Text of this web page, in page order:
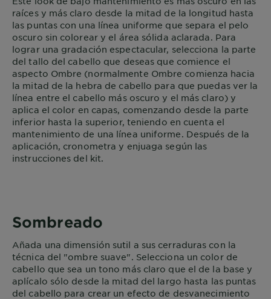
raíces y más claro desde la mitad de la longitud hasta
las puntas con una línea uniforme que separa el pelo
oscuro sin colorear y el área sólida aclarada. Para
lograr una gradación espectacular, selecciona la parte
del tallo del cabello que deseas que comience el
aspecto Ombre (normalmente Ombre comienza hacia
la mitad de la hebra de cabello para que puedas ver la
línea entre el cabello más oscuro y el más claro) y
aplica el color en capas, comenzando desde la parte
inferior hasta la superior, teniendo en cuenta el
mantenimiento de una línea uniforme. Después de la
aplicación, cronometra y enjuaga según las
instrucciones del kit.
Sombreado
Añada una dimensión sutil a sus cerraduras con la
técnica del "ombre suave". Selecciona un color de
cabello que sea un tono más claro que el de la base y
aplícalo sólo desde la mitad del largo hasta las puntas
del cabello para crear un efecto de desvanecimiento